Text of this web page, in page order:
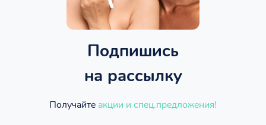
Подпишись
на рассылку
Получайте акции и спец.предложения!